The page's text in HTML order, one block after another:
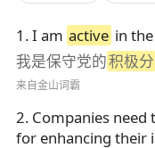
1 .I am active in
我是保守党的积极
来自金山词霸
2. Companies need
for enhancing their